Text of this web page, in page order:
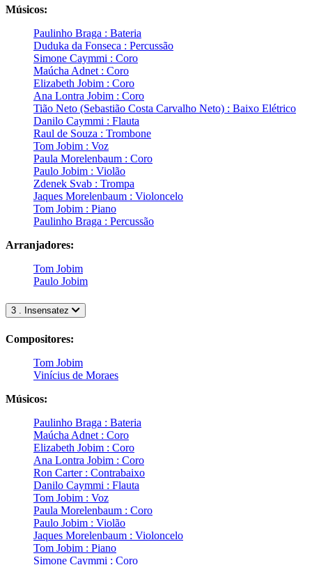
Músicos:
Paulinho Braga : Bateria
Duduka da Fonseca : Percussão
Simone Caymmi : Coro
Maúcha Adnet : Coro
Elizabeth Jobim : Coro
Ana Lontra Jobim : Coro
Tião Neto (Sebastião Costa Carvalho Neto) : Baixo Elétrico
Danilo Caymmi : Flauta
Raul de Souza : Trombone
Tom Jobim : Voz
Paula Morelenbaum : Coro
Paulo Jobim : Violão
Zdenek Svab : Trompa
Jaques Morelenbaum : Violoncelo
Tom Jobim : Piano
Paulinho Braga : Percussão
Arranjadores:
Tom Jobim
Paulo Jobim
3 . Insensatez
Compositores:
Tom Jobim
Vinícius de Moraes
Músicos:
Paulinho Braga : Bateria
Maúcha Adnet : Coro
Elizabeth Jobim : Coro
Ana Lontra Jobim : Coro
Ron Carter : Contrabaixo
Danilo Caymmi : Flauta
Tom Jobim : Voz
Paula Morelenbaum : Coro
Paulo Jobim : Violão
Jaques Morelenbaum : Violoncelo
Tom Jobim : Piano
Simone Caymmi : Coro